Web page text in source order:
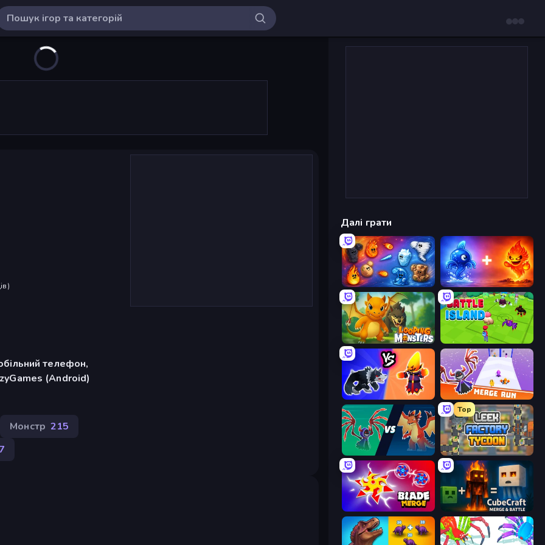
)
телефон,
(Android)
Монстр 215
Далі грати
Elemental Merge Elemental Monsters: Merge
Looping Monsters Battle Island
Merge Battle Tactics Merge Run
Monster Battle
Top
Leek Factory Tycoon
Blade Merge CubeCraft: Merge & Battle